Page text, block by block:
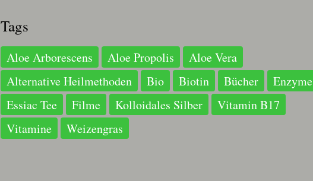
Tags
Aloe Arborescens Aloe Propolis
Aloe Vera
Alternative Heilmethoden
Bio Biotin Bücher
Enzyme
Essiac Tee
Filme Kolloidales Silber
Vitamin B17
Vitamine
Weizengras